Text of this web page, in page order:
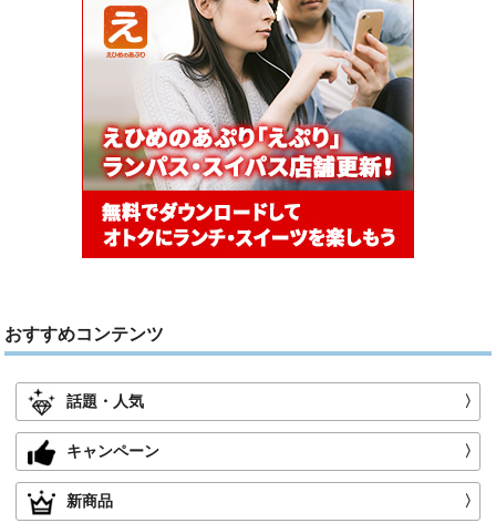
おすすめコンテンツ
話題・人気 〉
キャンペーン 〉
新商品 〉